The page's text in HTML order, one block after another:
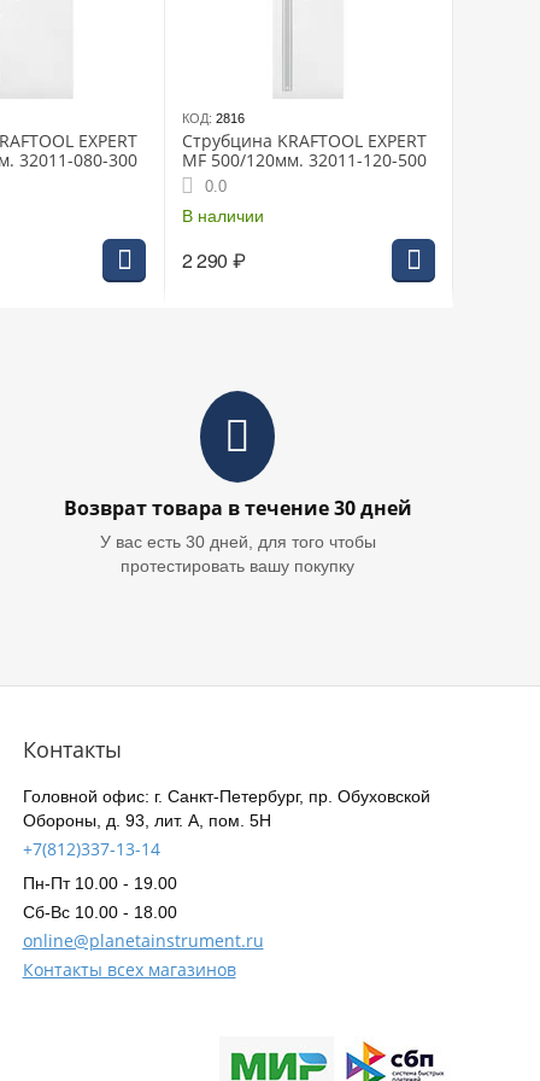
EXPERT
32011-080-300
КОД: 2816
Струбцина KRAFTOOL EXPERT
MF 500/120мм. 32011-120-500
0.0
В наличии
2 290 ₽
Возврат товара в течение 30 дней
У вас есть 30 дней, для того чтобы
протестировать вашу покупку
Контакты
Головной офис: г. Санкт-Петербург, пр. Обуховской
Обороны, д. 93, лит. А, пом. 5Н
+7(812)337-13-14
Пн-Пт 10.00 - 19.00
Сб-Вс 10.00 - 18.00
online@planetainstrument.ru
Контакты всех магазинов